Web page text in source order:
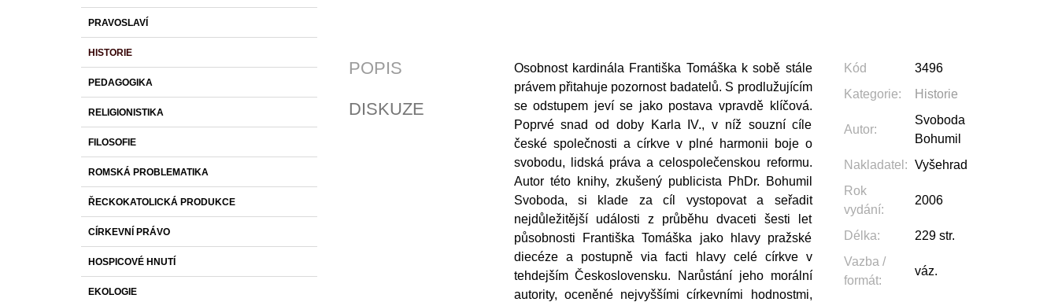
PRAVOSLAVÍ
HISTORIE
PEDAGOGIKA
RELIGIONISTIKA
FILOSOFIE
ROMSKÁ PROBLEMATIKA
ŘECKOKATOLICKÁ PRODUKCE
CÍRKEVNÍ PRÁVO
HOSPICOVÉ HNUTÍ
EKOLOGIE
POPIS
DISKUZE
Osobnost kardinála Františka Tomáška k sobě stále
právem přitahuje pozornost badatelů. S prodlužujícím
se odstupem jeví se jako postava vpravdě klíčová.
Poprvé snad od doby Karla IV., v níž souzní cíle
české společnosti a církve v plné harmonii boje o
svobodu, lidská práva a celospolečenskou reformu.
Autor této knihy, zkušený publicista PhDr. Bohumil
Svoboda, si klade za cíl vystopovat a seřadit
nejdůležitější události z průběhu dvaceti šesti let
působnosti Františka Tomáška jako hlavy pražské
diecéze a postupně via facti hlavy celé církve v
tehdejším Československu. Narůstání jeho morální
autority, oceněné nejvyššími církevními hodnostmi,
Kód
3496
Kategorie: Historie
Autor:
Svoboda
Bohumil
Nakladatel : Vyšehrad
Rok
vydání:
2006
Délka:
229 str.
Vazba /
formát:
váz.